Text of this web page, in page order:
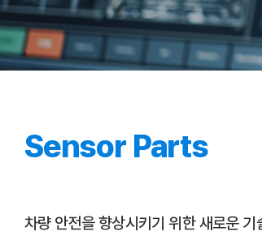
PR 센터
(홍보센터)
Sensor Parts
차량 안전을 향상시키기 위한 새로운